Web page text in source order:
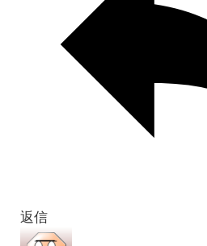
返信